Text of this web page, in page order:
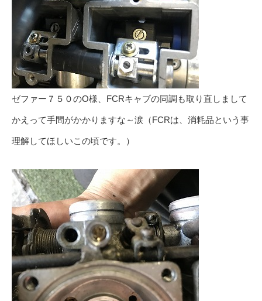
ゼファー７５０のO様、FCRキャブの同調も取り直しまして
かえって手間がかかりますな～涙（FCRは、消耗品という事
理解してほしいこの頃です。）